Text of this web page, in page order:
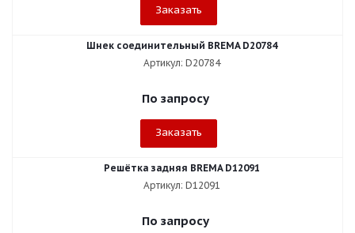
Заказать
Шнек соединительный BREMA D20784
Артикул: D20784
По запросу
Заказать
Решётка задняя BREMA D12091
Артикул: D12091
По запросу